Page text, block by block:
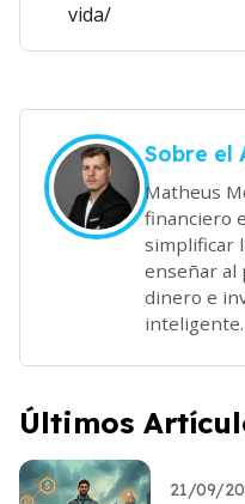
vida/
Sobre el
Matheus
financiero
simplificar
enseñar al
dinero e
inteligente.
Últimos
21/09/